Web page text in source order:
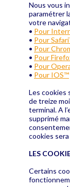
Nous vous
paramétrer
votre
• Pour
• Pour
• Pour
• Pour
• Pour
• Pour IOS™
Les cookies
de treize
terminal. A
supprimé
cookies
Certains